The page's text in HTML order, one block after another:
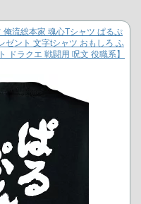
俺流総本家 魂心Tシャツ ぱるぷ
ゼント 文字tシャツ おもしろ ふ
ドラクエ 戦闘用 呪文 役職系】